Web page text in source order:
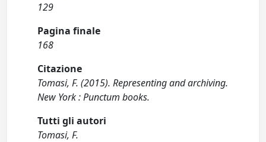
129
Pagina finale
168
Citazione
Tomasi, F. (2015). Representing and archiving.
New York : Punctum books.
Tutti gli autori
Tomasi, F.